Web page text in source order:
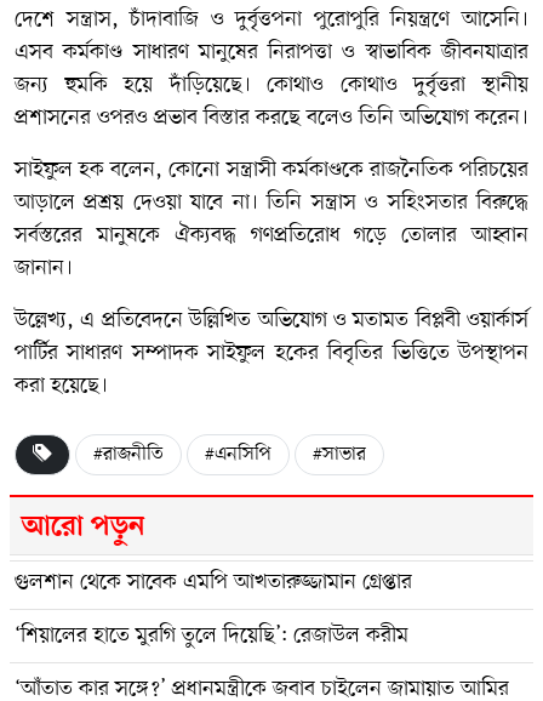
দেশে সন্ত্রাস, চাঁদাবাজি ও দুর্বৃত্তপনা পুরোপুরি নিয়ন্ত্রণে আসেনি।
এসব কর্মকাণ্ড সাধারণ মানুষের নিরাপত্তা ও স্বাভাবিক জীবনযাত্রার
জন্য হুমকি হয়ে দাঁড়িয়েছে। কোথাও কোথাও দুর্বৃত্তরা স্থানীয়
প্রশাসনের ওপরও প্রভাব বিস্তার করছে বলেও তিনি অভিযোগ করেন।
সাইফুল হক বলেন, কোনো সন্ত্রাসী কর্মকাণ্ডকে রাজনৈতিক পরিচয়ের
আড়ালে প্রশ্রয় দেওয়া যাবে না। তিনি সন্ত্রাস ও সহিংসতার বিরুদ্ধে
সর্বস্তরের মানুষকে ঐক্যবদ্ধ গণপ্রতিরোধ গড়ে তোলার আহ্বান
জানান।
উল্লেখ্য, এ প্রতিবেদনে উল্লিখিত অভিযোগ ও মতামত বিপ্লবী ওয়ার্কার্স
পার্টির সাধারণ সম্পাদক সাইফুল হকের বিবৃতির ভিত্তিতে উপস্থাপন
করা হয়েছে।
#রাজনীতি #এনসিপি #সাভার
আরো পড়ুন
গুলশান থেকে সাবেক এমপি আখতারুজ্জামান গ্রেপ্তার
‘শিয়ালের হাতে মুরগি তুলে দিয়েছি’: রেজাউল করীম
‘আঁতাত কার সঙ্গে?’ প্রধানমন্ত্রীকে জবাব চাইলেন জামায়াত আমির